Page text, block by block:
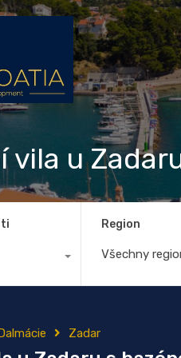
vila u
Region
Všechny
Zadar